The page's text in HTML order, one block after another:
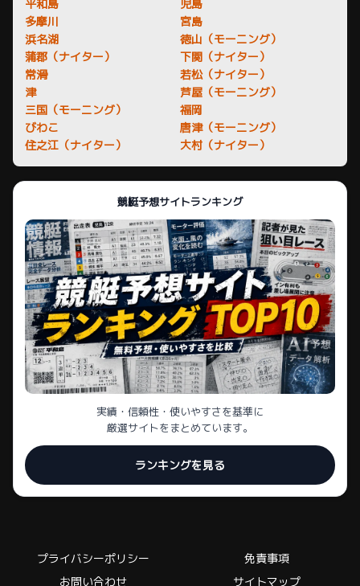
平和島
多摩川
浜名湖
蒲郡（ナイター）
常滑
津
三国（モーニング）
びわこ
住之江（ナイター）
児島
宮島
徳山（モーニング）
下関（ナイター）
若松（ナイター）
芦屋（モーニング）
福岡
唐津（モーニング）
大村（ナイター）
競艇予想サイトランキング
実績・信頼性・使いやすさを基準に
厳選サイトをまとめています。
ランキングを見る
プライバシーポリシー
免責事項
お問い合わせ
サイトマップ